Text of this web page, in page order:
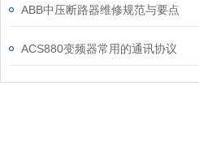
ABB中压断路器维修规范与要点
ACS880变频器常用的通讯协议